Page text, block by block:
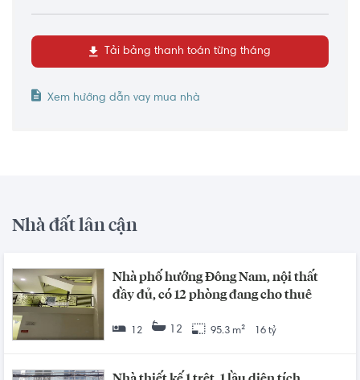
Tải bảng thanh toán từng tháng
Xem hướng dẫn vay mua nhà
Nhà đất lân cận
Nhà phố hướng Đông Nam, nội thất
đầy đủ, có 12 phòng đang cho thuê
12 12 95.3 m² 16 tỷ